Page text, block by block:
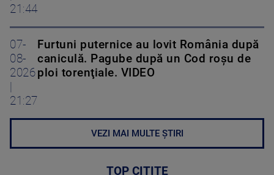
21:44
07-
08-
2026
21:27
Furtuni puternice au lovit România după
caniculă. Pagube după un Cod roşu de
ploi torenţiale. VIDEO
VEZI MAI MULTE ȘTIRI
TOP CITITE